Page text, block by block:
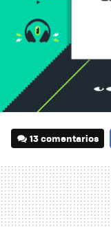
13 comentarios